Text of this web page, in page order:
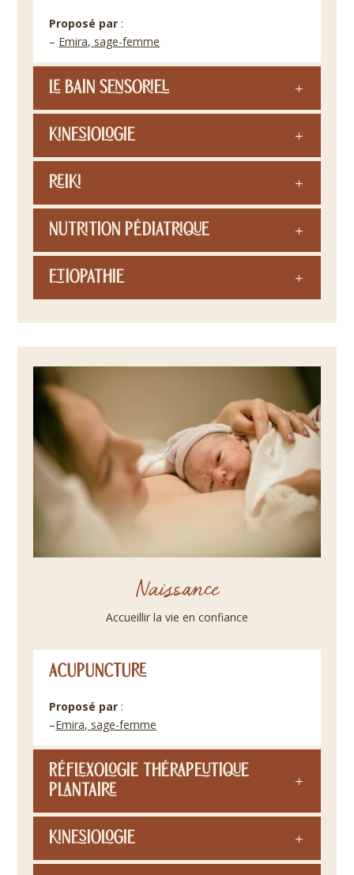
Proposé par :
– Emira, sage-femme
Le bain sensoriel
Kinesiologie
Reiki
Nutrition pédiatrique
Etiopathie
Naissance
Accueillir la vie en confiance
Acupuncture
Proposé par :
–Emira, sage-femme
Réflexologie thérapeutique
plantaire
Kinesiologie